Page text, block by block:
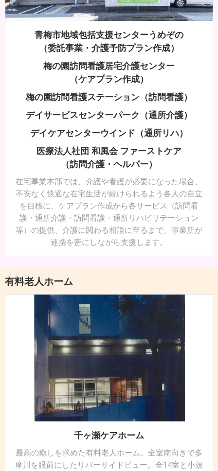
青梅市地域包括支援センターうめぞの
（委託事業・介護予防プラン作成）
梅の園訪問看護居宅介護センター
（ケアプラン作成）
梅の園訪問看護ステーション（訪問看護）
デイサービスセンターパーク（通所介護）
デイケアセンターウインド（通所リハ）
医療法人社団 和風会 ファーストケア
（訪問介護・ヘルパー）
在宅事業本部では、介護や看護が必要になった場合、
不安なく快適な在宅生活が続けられるよう各人の自立
を目標に、ケアプラン作成から各サービス（訪問看
護・通所介護・訪問看護・通所リハビリテーション
等）の提供、介護に関わる相談に至るまで、事業所が
連携を密にしながら支援します。
有料老人ホーム
千ヶ瀬ケアホーム
最高の癒しを求めた有料老人ホーム。全室南向きで多
摩川を眼前にしたリバーサイドビュー。全14室と小規